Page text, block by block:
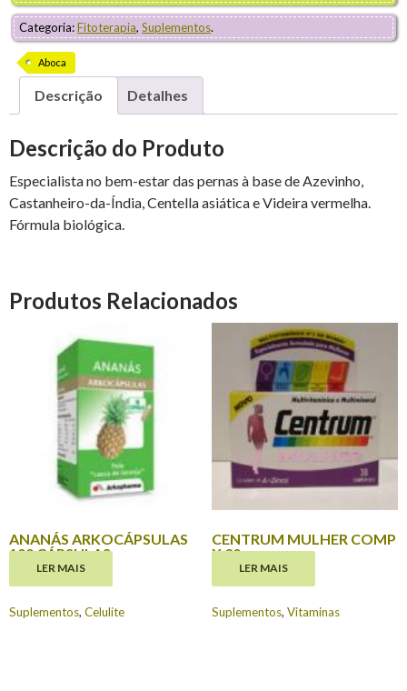
Categoria:Fitoterapia, Suplementos.
Aboca
Descrição Detalhes
Descrição do Produto
Especialista no bem-estar das pernas à base de Azevinho,
Castanheiro-da-Índia, Centella asiática e Videira vermelha.
Fórmula biológica.
Produtos Relacionados
ANANÁS ARKOCÁPSULAS
100 CÁPSULAS
14.80
LER MAIS
Suplementos, Celulite
CENTRUM MULHER COMP
X 30
18.90
LER MAIS
Suplementos, Vitaminas